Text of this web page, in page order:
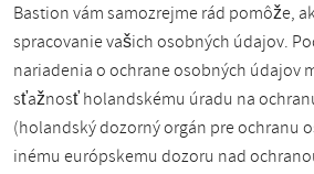
Bastion vám samozrejme rád pomôže,
spracovanie vašich osobných údajov.
nariadenia o ochrane osobných údajov
sťažnosť holandskému úradu na
(holandský dozorný orgán pre ochranu
inému európskemu dozoru nad